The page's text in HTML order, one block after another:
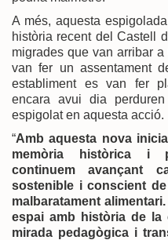
A més, aquesta
història recent del Castell
migrades que van arribar
van fer un assentament
establiment es van fer
encara avui dia
espigolat en aquesta acció.
“Amb aquesta nova
memòria històrica i
continuem avançant
sostenible i conscient
malbaratament
espai amb història de la
mirada pedagògica i